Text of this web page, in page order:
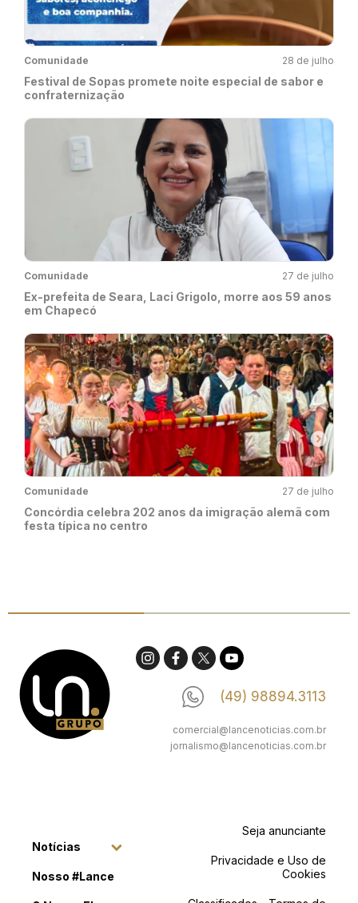
Comunidade 28 de julho
Festival de Sopas promete noite especial de sabor e
confraternização
Comunidade 27 de julho
Ex-prefeita de Seara, Laci Grigolo, morre aos 59 anos
em Chapecó
Comunidade 27 de julho
Concórdia celebra 202 anos da imigração alemã com
festa típica no centro
(49) 98894.3113
comercial@lancenoticias.com.br
jornalismo@lancenoticias.com.br
Notícias
Nosso #Lance
Seja anunciante
Privacidade e Uso de
Cookies